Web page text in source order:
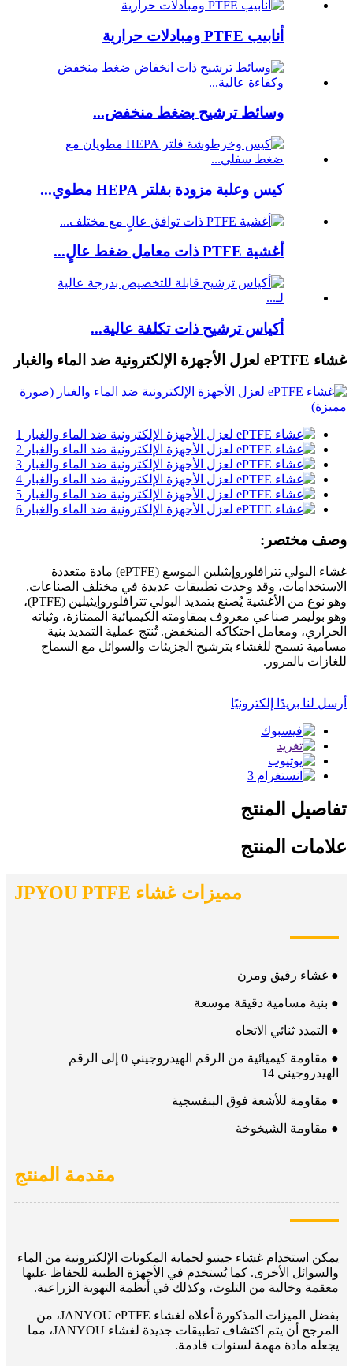
أنابيب PTFE ومبادلات حرارية
وسائط ترشيح بضغط منخفض...
كيس وعلبة مزودة بفلتر HEPA مطوي...
أغشية PTFE ذات معامل ضغط عالٍ...
أكياس ترشيح ذات تكلفة عالية...
غشاء ePTFE لعزل الأجهزة الإلكترونية ضد الماء والغبار
وصف مختصر:
غشاء البولي تترافلوروإيثيلين الموسع (ePTFE) مادة متعددة
الاستخدامات، وقد وجدت تطبيقات عديدة في مختلف الصناعات.
وهو نوع من الأغشية يُصنع بتمديد البولي تترافلوروإيثيلين (PTFE)،
وهو بوليمر صناعي معروف بمقاومته الكيميائية الممتازة، وثباته
الحراري، ومعامل احتكاكه المنخفض. تُنتج عملية التمديد بنية
مسامية تسمح للغشاء بترشيح الجزيئات والسوائل مع السماح
للغازات بالمرور.
أرسل لنا بريدًا إلكترونيًا
تفاصيل المنتج
علامات المنتج
مميزات غشاء JPYOU PTFE
● غشاء رقيق ومرن
● بنية مسامية دقيقة موسعة
● التمدد ثنائي الاتجاه
● مقاومة كيميائية من الرقم الهيدروجيني 0 إلى الرقم
الهيدروجيني 14
● مقاومة للأشعة فوق البنفسجية
● مقاومة الشيخوخة
مقدمة المنتج
يمكن استخدام غشاء جينيو لحماية المكونات الإلكترونية من الماء
والسوائل الأخرى. كما يُستخدم في الأجهزة الطبية للحفاظ عليها
معقمة وخالية من التلوث، وكذلك في أنظمة التهوية الزراعية.
بفضل الميزات المذكورة أعلاه لغشاء JANYOU ePTFE، من
المرجح أن يتم اكتشاف تطبيقات جديدة لغشاء JANYOU، مما
يجعله مادة مهمة لسنوات قادمة.